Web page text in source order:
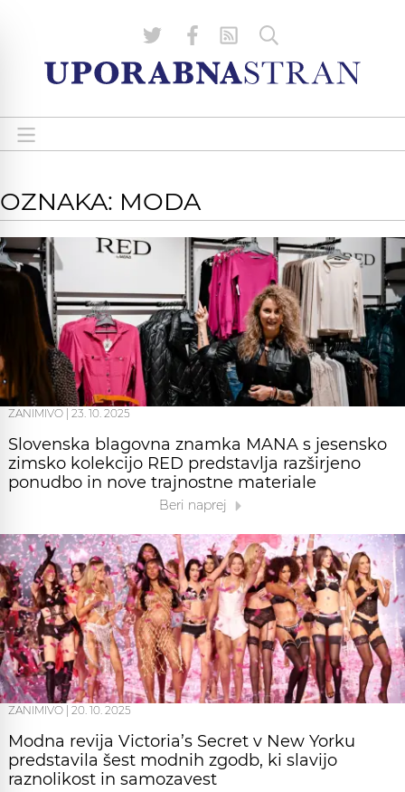
OZNAKA: MODA
ZANIMIVO 23. 10. 2025
Slovenska blagovna znamka MANA s jesensko
zimsko kolekcijo RED predstavlja razširjeno
ponudbo in nove trajnostne materiale
Beri naprej
ZANIMIVO 20. 10. 2025
Modna revija Victoria’s Secret v New Yorku
predstavila šest modnih zgodb, ki slavijo
raznolikost in samozavest